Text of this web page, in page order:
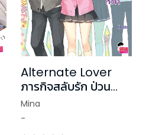
Alternate Lover
ภารกิจสลับรัก ป่วน
หัวใจ
Mina
-